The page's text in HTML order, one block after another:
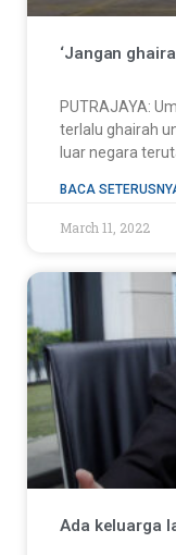
‘Jangan
PUTRAJAYA:
terlalu ghairah
luar negara
BACA
March 11, 2022
Ada keluarga